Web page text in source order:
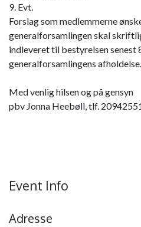
9. Evt.
Forslag som medlemmerne
generalforsamlingen skal
indleveret til bestyrelsen senest
generalforsamlingens afholdelse.
Med venlig hilsen og på gensyn
pbv Jonna Heebøll, tlf.
Event Info
Adresse